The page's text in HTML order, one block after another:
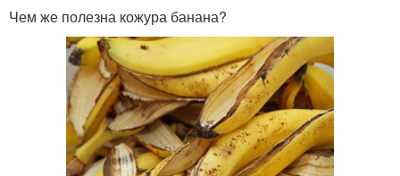
Чем же полезна кожура банана?